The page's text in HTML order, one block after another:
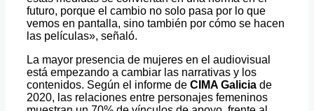
futuro, porque el cambio no solo pasa por lo que
vemos en pantalla, sino también por cómo se hacen
las películas», señaló.
La mayor presencia de mujeres en el audiovisual
está empezando a cambiar las narrativas y los
contenidos. Según el informe de CIMA Galicia de
2020, las relaciones entre personajes femeninos